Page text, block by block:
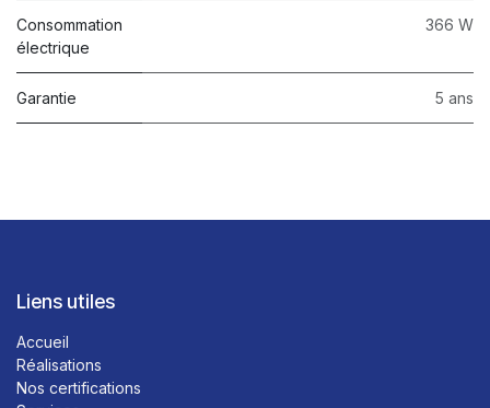
Consommation
électrique
366 W
Garantie 5 ans
Liens utiles
Accueil
Réalisations
Nos certifications